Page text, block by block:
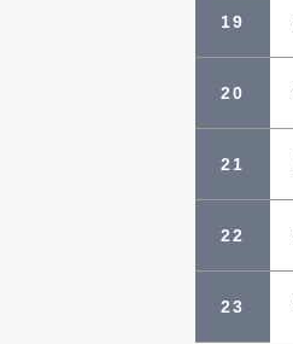
19
20
21
22
23